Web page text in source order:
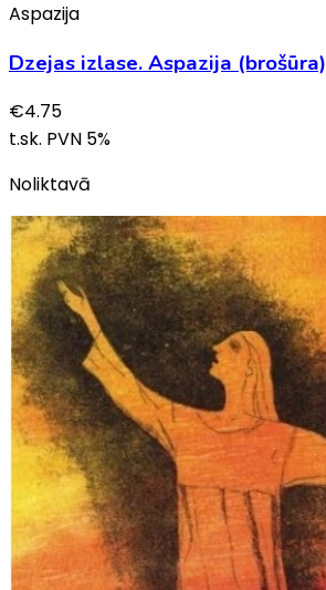
Aspazija
Dzejas izlase. Aspazija (brošūra)
€4.75
t.sk. PVN 5%
Noliktavā